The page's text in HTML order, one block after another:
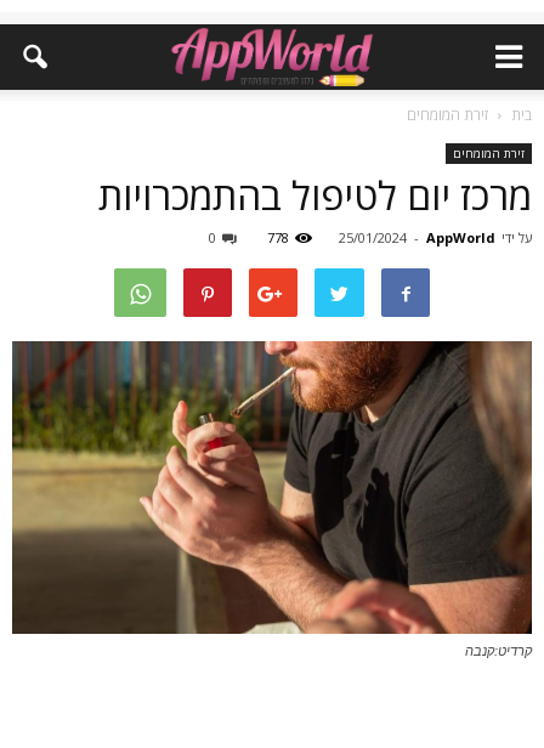
בית זירת המומחים
זירת המומחים
מרכז יום לטיפול בהתמכרויות
על ידי AppWorld
-
25/01/2024
778
0
קרדיט:קנבה